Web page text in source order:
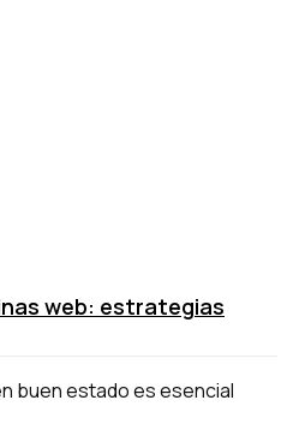
web: estrategias
buen estado es esencial